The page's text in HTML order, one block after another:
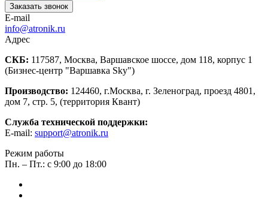
Заказать звонок
E-mail
info@atronik.ru
Адрес
СКБ: 117587, Москва, Варшавское шоссе, дом 118, корпус 1
(Бизнес-центр "Варшавка Sky")
Производство: 124460, г.Москва, г. Зеленоград, проезд 4801,
дом 7, стр. 5, (территория Квант)
Служба технической поддержки:
E-mail: support@atronik.ru
Режим работы
Пн. – Пт.: с 9:00 до 18:00